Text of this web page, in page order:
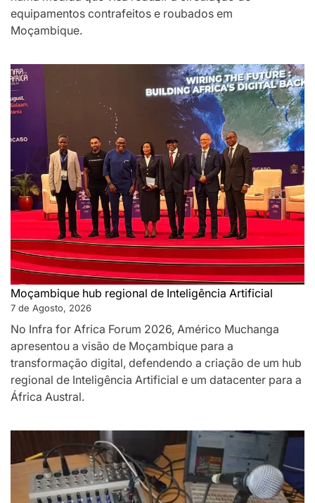
equipamentos contrafeitos e roubados em
Moçambique.
Moçambique hub regional de Inteligência Artificial
7 de Agosto, 2026
No Infra for Africa Forum 2026, Américo Muchanga
apresentou a visão de Moçambique para a
transformação digital, defendendo a criação de um hub
regional de Inteligência Artificial e um datacenter para a
África Austral.